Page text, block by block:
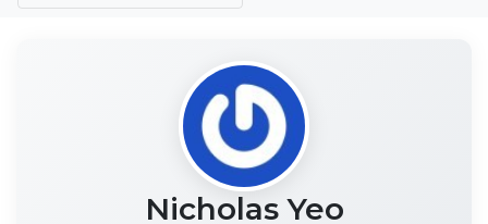
Nicholas Yeo